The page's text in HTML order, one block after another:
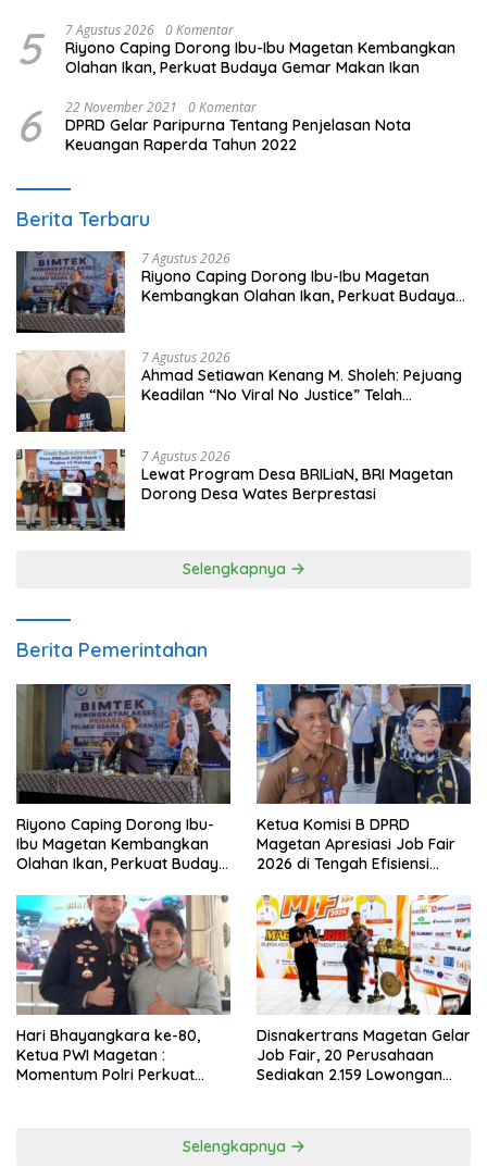
5 7 Agustus 2026 0 Komentar
Riyono Caping Dorong Ibu-Ibu Magetan Kembangkan
Olahan Ikan, Perkuat Budaya Gemar Makan Ikan
6 22 November 2021 0 Komentar
DPRD Gelar Paripurna Tentang Penjelasan Nota
Keuangan Raperda Tahun 2022
Berita Terbaru
7 Agustus 2026
Riyono Caping Dorong Ibu-Ibu Magetan
Kembangkan Olahan Ikan, Perkuat Budaya
7 Agustus 2026
Ahmad Setiawan Kenang M. Sholeh: Pejuang
Keadilan “No Viral No Justice” Telah
7 Agustus 2026
Lewat Program Desa BRILiaN, BRI Magetan
Dorong Desa Wates Berprestasi
Selengkapnya
Berita Pemerintahan
Riyono Caping Dorong Ibu-
Ibu Magetan Kembangkan
Olahan Ikan, Perkuat Budaya
Ketua Komisi B DPRD
Magetan Apresiasi Job Fair
2026 di Tengah Efisiensi
Hari Bhayangkara ke-80,
Ketua PWI Magetan :
Momentum Polri Perkuat
Disnakertrans Magetan Gelar
Job Fair, 20 Perusahaan
Sediakan 2.159 Lowongan
Selengkapnya